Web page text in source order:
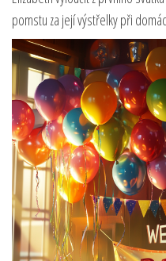
pomstu za její výstřelky při